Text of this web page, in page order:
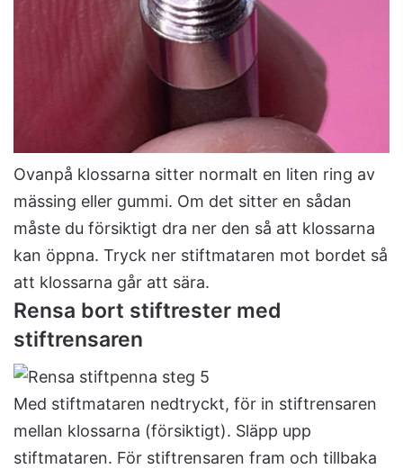
Ovanpå klossarna sitter normalt en liten ring av
mässing eller gummi. Om det sitter en sådan
måste du försiktigt dra ner den så att klossarna
kan öppna. Tryck ner stiftmataren mot bordet så
att klossarna går att sära.
Rensa bort stiftrester med
stiftrensaren
Med stiftmataren nedtryckt, för in stiftrensaren
mellan klossarna (försiktigt). Släpp upp
stiftmataren. För stiftrensaren fram och tillbaka